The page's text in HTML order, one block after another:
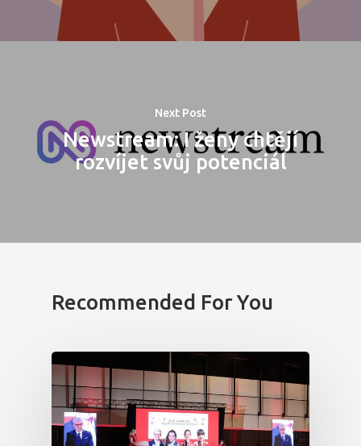
Next Post
Newstream: I ženy chtějí
rozvíjet svůj potenciál
Recommended For You
Vstupenky